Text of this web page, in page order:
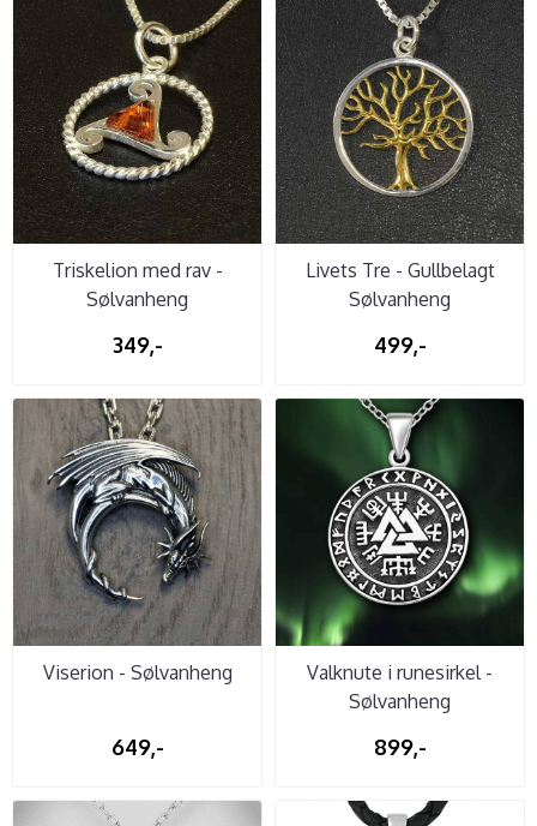
Triskelion med rav -
Sølvanheng
349,-
Livets Tre - Gullbelagt
Sølvanheng
499,-
Viserion - Sølvanheng
649,-
Valknute i runesirkel -
Sølvanheng
899,-